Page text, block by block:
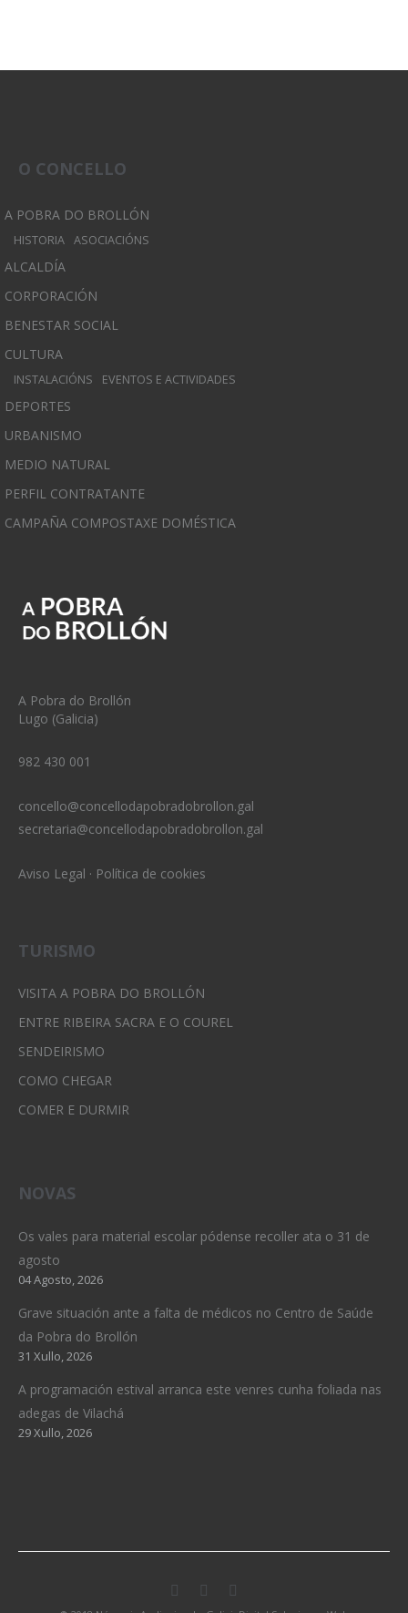
O CONCELLO
A POBRA DO BROLLÓN
HISTORIA ASOCIACIÓNS
ALCALDÍA
CORPORACIÓN
BENESTAR SOCIAL
CULTURA
INSTALACIÓNS EVENTOS E ACTIVIDADES
DEPORTES
URBANISMO
MEDIO NATURAL
PERFIL CONTRATANTE
CAMPAÑA COMPOSTAXE DOMÉSTICA
A Pobra do Brollón
Lugo (Galicia)
982 430 001
concello@concellodapobradobrollon.gal
secretaria@concellodapobradobrollon.gal
Aviso Legal · Política de cookies
TURISMO
VISITA A POBRA DO BROLLÓN
ENTRE RIBEIRA SACRA E O COUREL
SENDEIRISMO
COMO CHEGAR
COMER E DURMIR
NOVAS
Os vales para material escolar pódense recoller ata o 31 de
agosto
04 Agosto, 2026
Grave situación ante a falta de médicos no Centro de Saúde
da Pobra do Brollón
31 Xullo, 2026
A programación estival arranca este venres cunha foliada nas
adegas de Vilachá
29 Xullo, 2026